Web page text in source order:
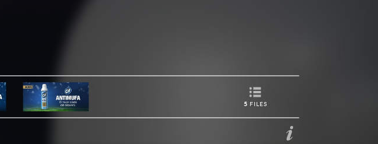
5 FILES